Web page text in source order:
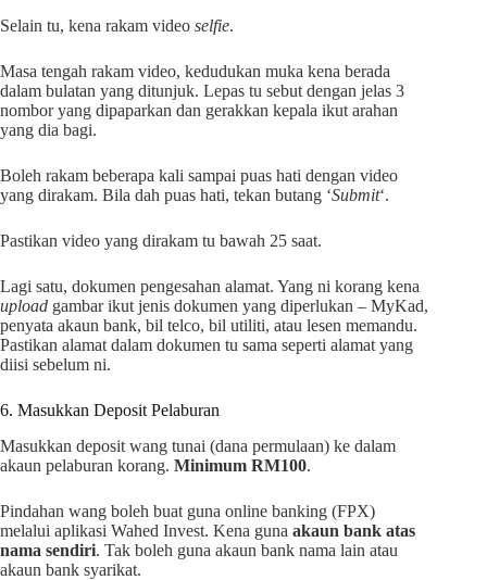
Selain tu, kena rakam video selfie.
Masa tengah rakam video, kedudukan muka kena berada
dalam bulatan yang ditunjuk. Lepas tu sebut dengan jelas 3
nombor yang dipaparkan dan gerakkan kepala ikut arahan
yang dia bagi.
Boleh rakam beberapa kali sampai puas hati dengan video
yang dirakam. Bila dah puas hati, tekan butang ‘Submit‘.
Pastikan video yang dirakam tu bawah 25 saat.
Lagi satu, dokumen pengesahan alamat. Yang ni korang kena
upload gambar ikut jenis dokumen yang diperlukan – MyKad,
penyata akaun bank, bil telco, bil utiliti, atau lesen memandu.
Pastikan alamat dalam dokumen tu sama seperti alamat yang
diisi sebelum ni.
6. Masukkan Deposit Pelaburan
Masukkan deposit wang tunai (dana permulaan) ke dalam
akaun pelaburan korang. Minimum RM100.
Pindahan wang boleh buat guna online banking (FPX)
melalui aplikasi Wahed Invest. Kena guna akaun bank atas
nama sendiri. Tak boleh guna akaun bank nama lain atau
akaun bank syarikat.